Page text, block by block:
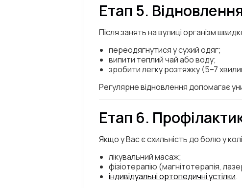
Етап 5.
Після занять на вулиці організм
переодягнутися у сухий одяг;
випити теплий чай або воду;
зробити легку розтяжку (5–7
Регулярне відновлення допомагає
Етап 6.
Якщо у Вас є схильність до болю у
лікувальний масаж;
фізіотерапію (магнітотерапія,
індивідуальні ортопедичні устілки.